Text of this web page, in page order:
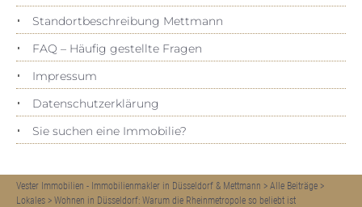
Standortbeschreibung Mettmann
FAQ – Häufig gestellte Fragen
Impressum
Datenschutz­erklärung
Sie suchen eine Immobilie?
Vester Immobilien - Immobilienmakler in Düsseldorf & Mettmann > Alle Beiträge >
Lokales > Wohnen in Düsseldorf: Warum die Rheinmetropole so beliebt ist